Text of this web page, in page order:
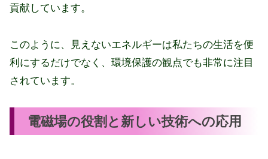
貢献しています。
このように、見えないエネルギーは私たちの生活を便
利にするだけでなく、環境保護の観点でも非常に注目
されています。
電磁場の役割と新しい技術への応用